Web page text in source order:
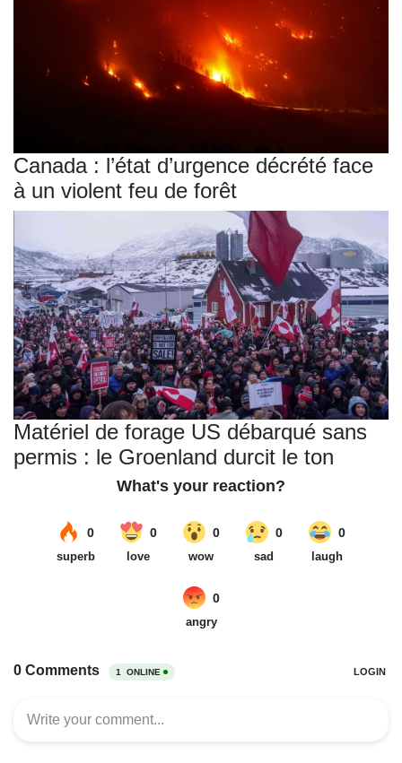
Canada : l’état d’urgence décrété face
à un violent feu de forêt
Matériel de forage US débarqué sans
permis : le Groenland durcit le ton